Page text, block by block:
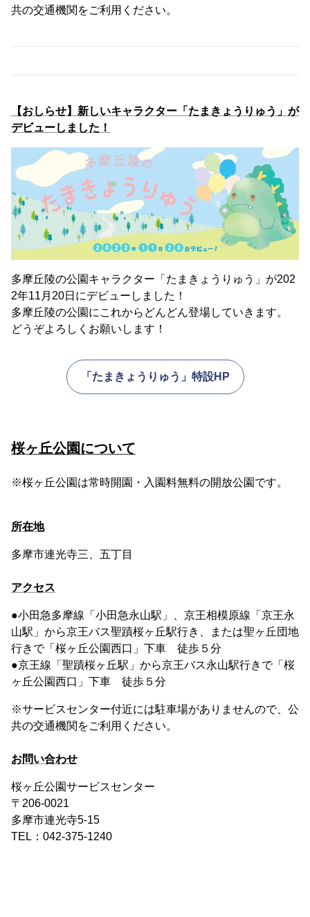
共の交通機関をご利用ください。
【おしらせ】新しいキャラクター「たまきょうりゅう」が
デビューしました！
多摩丘陵の公園キャラクター「たまきょうりゅう」が202
2年11月20日にデビューしました！
多摩丘陵の公園にこれからどんどん登場していきます。
どうぞよろしくお願いします！
「たまきょうりゅう」特設HP
桜ヶ丘公園について
※桜ヶ丘公園は常時開園・入園料無料の開放公園です。
所在地
多摩市連光寺三、五丁目
アクセス
●小田急多摩線「小田急永山駅」、京王相模原線「京王永
山駅」から京王バス聖蹟桜ヶ丘駅行き、または聖ヶ丘団地
行きで「桜ヶ丘公園西口」下車 徒歩５分
●京王線「聖蹟桜ヶ丘駅」から京王バス永山駅行きで「桜
ヶ丘公園西口」下車 徒歩５分
※サービスセンター付近には駐車場がありませんので、公
共の交通機関をご利用ください。
お問い合わせ
桜ヶ丘公園サービスセンター
〒206-0021
多摩市連光寺5-15
TEL：042-375-1240